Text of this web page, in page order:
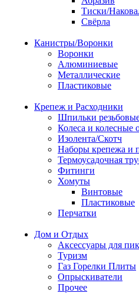
Тиски/
Свёрла
Канистры/Воронки
Воронки
Алюминиевые
Металлические
Пластиковые
Крепеж и Расходники
Шпильки
Колеса и колесные
Изолента/Скотч
Наборы крепежа и
Термоусадочная
Фитинги
Хомуты
Винтовые
Пластиковые
Перчатки
Дом и Отдых
Аксессуары для
Туризм
Газ Горелки Плиты
Опрыскиватели
Прочее